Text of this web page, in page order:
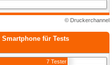
© Druckerchannel
für Tests
7 Tester